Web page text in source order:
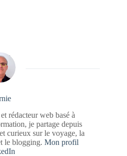
rédacteur web basé à
je partage depuis
curieux sur le voyage, la
le blogging. Mon profil